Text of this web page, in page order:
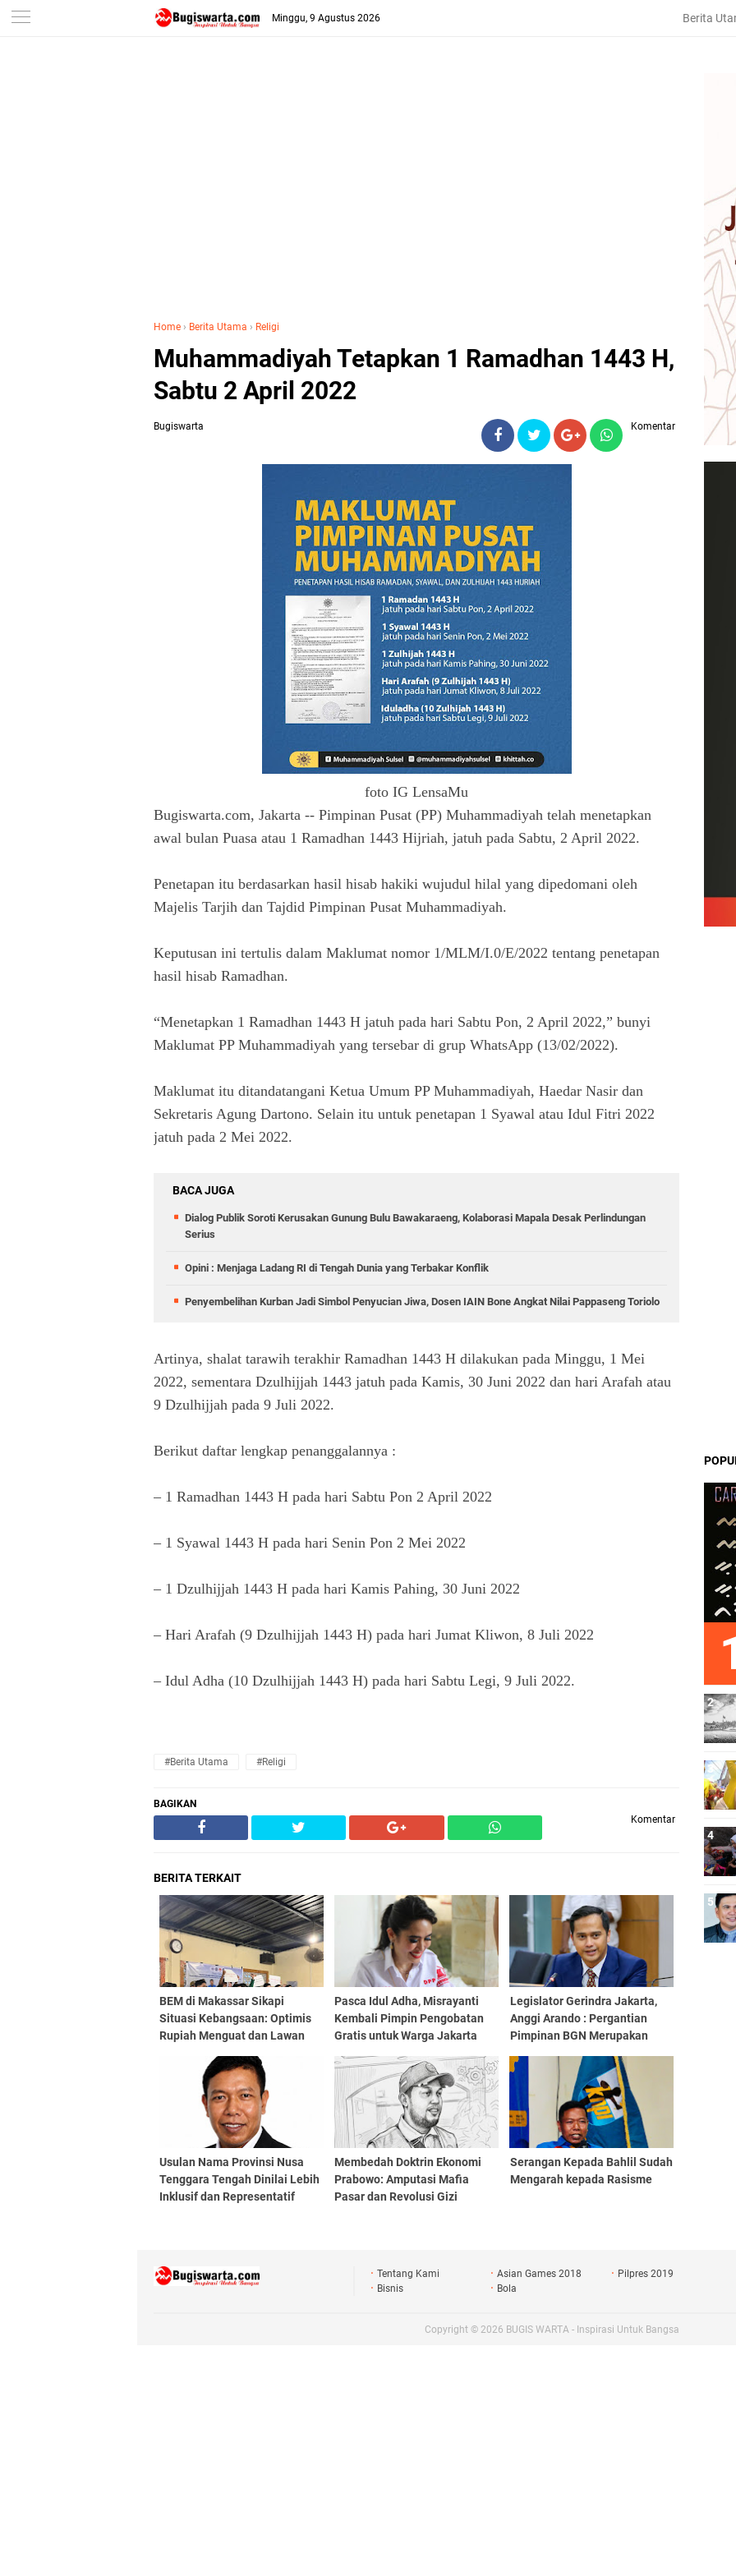
-->
Minggu, 9 Agustus 2026 Berita
Home › Berita Utama › Religi
Muhammadiyah Tetapkan 1 Ramadhan 1443 H,
Sabtu 2 April 2022
Bugiswarta Komentar
foto IG LensaMu
Bugiswarta.com, Jakarta -- Pimpinan Pusat (PP) Muhammadiyah telah menetapkan
awal bulan Puasa atau 1 Ramadhan 1443 Hijriah, jatuh pada Sabtu, 2 April 2022.
Penetapan itu berdasarkan hasil hisab hakiki wujudul hilal yang dipedomani oleh
Majelis Tarjih dan Tajdid Pimpinan Pusat Muhammadiyah.
Keputusan ini tertulis dalam Maklumat nomor 1/MLM/I.0/E/2022 tentang penetapan
hasil hisab Ramadhan.
“Menetapkan 1 Ramadhan 1443 H jatuh pada hari Sabtu Pon, 2 April 2022,” bunyi
Maklumat PP Muhammadiyah yang tersebar di grup WhatsApp (13/02/2022).
Maklumat itu ditandatangani Ketua Umum PP Muhammadiyah, Haedar Nasir dan
Sekretaris Agung Dartono. Selain itu untuk penetapan 1 Syawal atau Idul Fitri 2022
jatuh pada 2 Mei 2022.
BACA JUGA
Dialog Publik Soroti Kerusakan Gunung Bulu Bawakaraeng, Kolaborasi Mapala Desak Perlindungan
Serius
Opini : Menjaga Ladang RI di Tengah Dunia yang Terbakar Konflik
Penyembelihan Kurban Jadi Simbol Penyucian Jiwa, Dosen IAIN Bone Angkat Nilai Pappaseng Toriolo
Artinya, shalat tarawih terakhir Ramadhan 1443 H dilakukan pada Minggu, 1 Mei
2022, sementara Dzulhijjah 1443 jatuh pada Kamis, 30 Juni 2022 dan hari Arafah atau
9 Dzulhijjah pada 9 Juli 2022.
Berikut daftar lengkap penanggalannya :
– 1 Ramadhan 1443 H pada hari Sabtu Pon 2 April 2022
– 1 Syawal 1443 H pada hari Senin Pon 2 Mei 2022
– 1 Dzulhijjah 1443 H pada hari Kamis Pahing, 30 Juni 2022
– Hari Arafah (9 Dzulhijjah 1443 H) pada hari Jumat Kliwon, 8 Juli 2022
– Idul Adha (10 Dzulhijjah 1443 H) pada hari Sabtu Legi, 9 Juli 2022.
#Berita Utama #Religi
BAGIKAN
Komentar
BERITA TERKAIT
BEM di Makassar Sikapi
Situasi Kebangsaan: Optimis
Rupiah Menguat dan Lawan
Pasca Idul Adha, Misrayanti
Kembali Pimpin Pengobatan
Gratis untuk Warga Jakarta
Legislator Gerindra Jakarta,
Anggi Arando : Pergantian
Pimpinan BGN Merupakan
Program MBG
Usulan Nama Provinsi Nusa
Tenggara Tengah Dinilai Lebih
Inklusif dan Representatif
Membedah Doktrin Ekonomi
Prabowo: Amputasi Mafia
Pasar dan Revolusi Gizi
Serangan Kepada Bahlil Sudah
Mengarah kepada Rasisme
Tentang Kami Asian Games 2018
Pilpres 2019
Bisnis
Bola
Copyright © 2026 BUGIS WARTA - Inspirasi Untuk Bangsa